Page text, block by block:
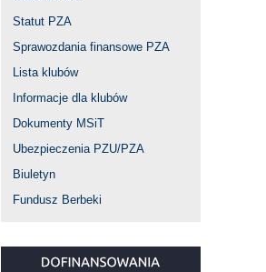
Statut PZA
Sprawozdania finansowe PZA
Lista klubów
Informacje dla klubów
Dokumenty MSiT
Ubezpieczenia PZU/PZA
Biuletyn
Fundusz Berbeki